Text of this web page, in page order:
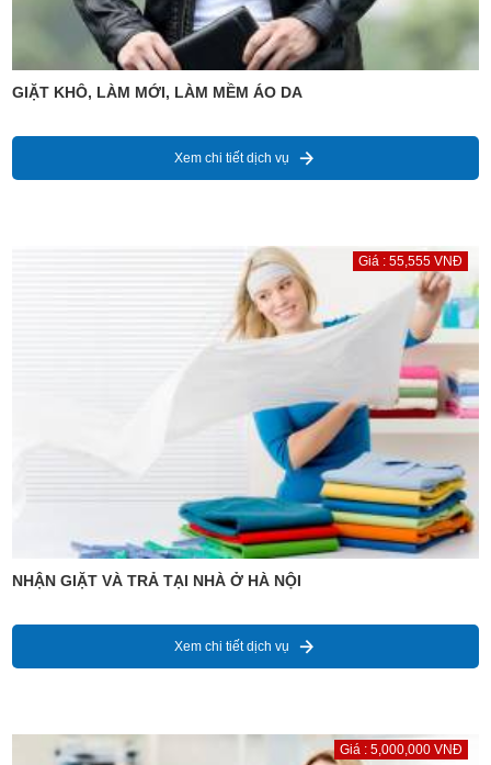
GIẶT KHÔ, LÀM MỚI, LÀM MỀM ÁO DA
Xem chi tiết dịch vụ
Giá : 55,555 VNĐ
NHẬN GIẶT VÀ TRẢ TẠI NHÀ Ở HÀ NỘI
Xem chi tiết dịch vụ
Giá : 5,000,000 VNĐ